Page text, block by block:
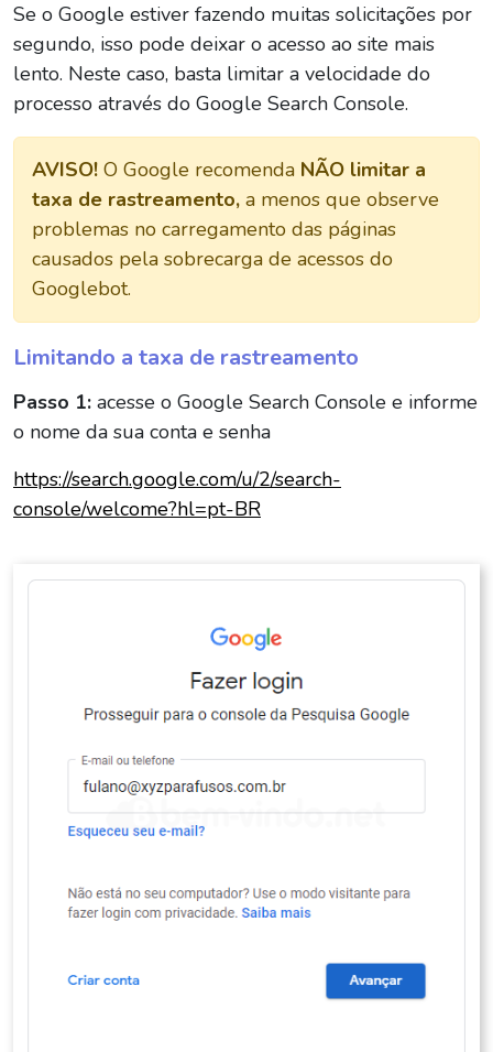
Se o Google estiver fazendo muitas solicitações por
segundo, isso pode deixar o acesso ao site mais
lento. Neste caso, basta limitar a velocidade do
processo através do Google Search Console.
AVISO! O Google recomenda NÃO limitar a
taxa de rastreamento, a menos que observe
problemas no carregamento das páginas
causados pela sobrecarga de acessos do
Googlebot.
Limitando a taxa de rastreamento
Passo 1: acesse o Google Search Console e informe
o nome da sua conta e senha
https://search.google.com/u/2/search-
console/welcome?hl=pt-BR